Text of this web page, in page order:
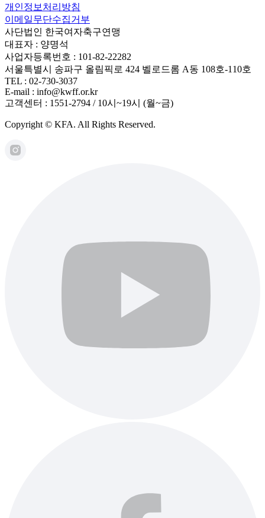
개인정보처리방침
이메일무단수집거부
사단법인 한국여자축구연맹
대표자 : 양명석
사업자등록번호 : 101-82-22282
서울특별시 송파구 올림픽로 424 벨로드롬 A동 108호-110호
TEL : 02-730-3037
E-mail : info@kwff.or.kr
고객센터 : 1551-2794 / 10시~19시 (월~금)
Copyright © KFA. All Rights Reserved.